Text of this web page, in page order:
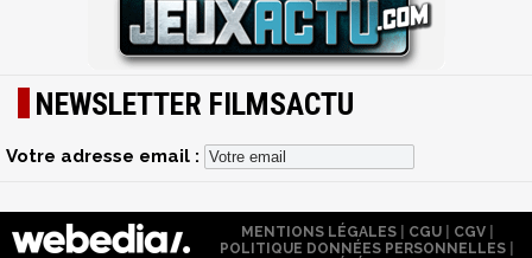
NEWSLETTER FILMSACTU
Votre adresse email :
MENTIONS LÉGALES| CGU| CGV|
POLITIQUE DONNÉES PERSONNELLES